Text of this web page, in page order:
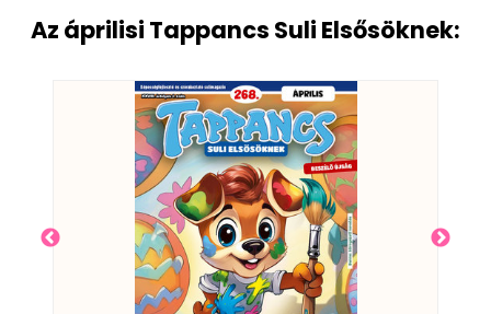
Az áprilisi Tappancs Suli Elsősöknek: